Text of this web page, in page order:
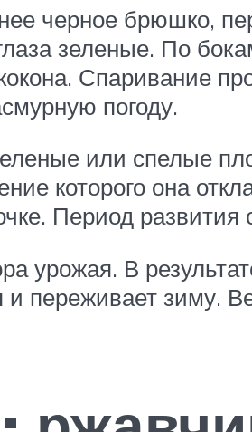
черное брюшко,
зеленые. По
Спаривание
погоду.
или спелые
которого она
Период развития
урожая. В
и переживает зиму.